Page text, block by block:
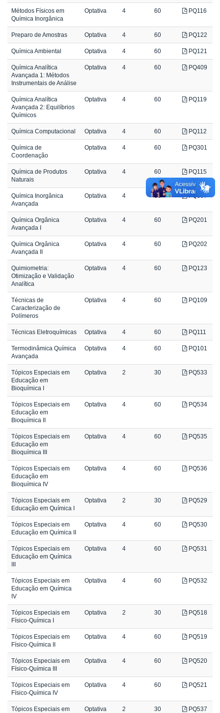
Métodos Físicos em
Química Inorgânica
Optativa 4 60 PQ116
Preparo de Amostras Optativa 4 60 PQ122
Química Ambiental Optativa 4 60 PQ121
Química Analítica
Avançada 1: Métodos
Instrumentais de Análise
Optativa 4 60 PQ409
Química Analítica
Avançada 2: Equilíbrios
Químicos
Optativa 4 60 PQ119
Química Computacional Optativa 4 60 PQ112
Química de
Coordenação
Optativa 4 60 PQ301
Química de Produtos
Naturais
Optativa 4 60 PQ115
Química Inorgânica
Avançada
Optativa 4 60 PQ307
Química Orgânica
Avançada I
Optativa 4 60 PQ201
Química Orgânica
Avançada II
Optativa 4 60 PQ202
Quimiometria:
Otimização e Validação
Analítica
Optativa 4 60 PQ123
Técnicas de
Caracterização de
Polímeros
Optativa 4 60 PQ109
Técnicas Eletroquímicas Optativa 4 60 PQ111
Termodinâmica Química
Avançada
Optativa 4 60 PQ101
Tópicos Especiais em
Educação em
Bioquímica I
Optativa 2 30 PQ533
Tópicos Especiais em
Educação em
Bioquímica II
Optativa 4 60 PQ534
Tópicos Especiais em
Educação em
Bioquímica III
Optativa 4 60 PQ535
Tópicos Especiais em
Educação em
Bioquímica IV
Optativa 4 60 PQ536
Tópicos Especiais em
Educação em Química I
Optativa 2 30 PQ529
Tópicos Especiais em
Educação em Química II
Optativa 4 60 PQ530
Tópicos Especiais em
Educação em Química
Optativa 4 60 PQ531
Tópicos Especiais em
Educação em Química
IV
Optativa 4 60 PQ532
Tópicos Especiais em
Físico-Química I
Optativa 2 30 PQ518
Tópicos Especiais em
Físico-Química II
Optativa 4 60 PQ519
Tópicos Especiais em
Físico-Química III
Optativa 4 60 PQ520
Tópicos Especiais em
Físico-Química IV
Optativa 4 60 PQ521
Tópicos Especiais em
Optativa 2 30 PQ537